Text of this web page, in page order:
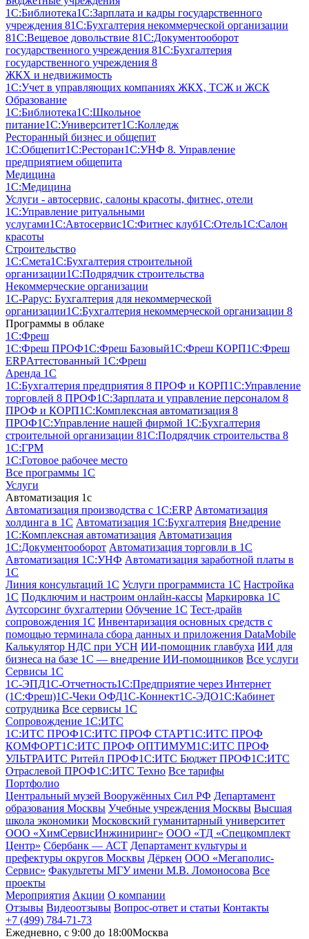
1С:Библиотека1С:Зарплата и кадры государственного
учреждения 81С:Бухгалтерия некоммерческой организации
81С:Вещевое довольствие 81С:Документооборот
государственного учреждения 81С:Бухгалтерия
государственного учреждения 8
ЖКХ и недвижимость
1С:Учет в управляющих компаниях ЖКХ, ТСЖ и ЖСК
Образование
1С:Библиотека1С:Школьное
питание1С:Университет1С:Колледж
Ресторанный бизнес и общепит
1С:Общепит1С:Ресторан1С:УНФ 8. Управление
предприятием общепита
Медицина
1С:Медицина
Услуги - автосервис, cалоны красоты, фитнес, отели
1С:Управление ритуальными
услугами1С:Автосервис1С:Фитнес клуб1С:Отель1С:Салон
красоты
Строительство
1С:Смета1С:Бухгалтерия строительной
организации1С:Подрядчик строительства
Некоммерческие организации
1С-Рарус: Бухгалтерия для некоммерческой
организации1С:Бухгалтерия некоммерческой организации 8
Программы в облаке
1C:Фреш
1C:Фреш ПРОФ1C:Фреш Базовый1C:Фреш КОРП1C:Фреш
ERPАттестованный 1С:Фреш
Аренда 1С
1С:Бухгалтерия предприятия 8 ПРОФ и КОРП1С:Управление
торговлей 8 ПРОФ1С:Зарплата и управление персоналом 8
ПРОФ и КОРП1С:Комплексная автоматизация 8
ПРОФ1С:Управление нашей фирмой 1С:Бухгалтерия
строительной организации 81С:Подрядчик строительства 8
1С:ГРМ
1С:Готовое рабочее место
Все программы 1С
Услуги
Автоматизация 1с
Автоматизация производства с 1C:ERP Автоматизация
холдинга в 1С Автоматизация 1С:Бухгалтерия Внедрение
1С:Комплексная автоматизация Автоматизация
1С:Документооборот Автоматизация торговли в 1С
Автоматизация 1С:УНФ Автоматизация заработной платы в
1С
Линия консультаций 1С Услуги программиста 1С Настройка
1С Подключим и настроим онлайн-кассы Маркировка 1С
Аутсорсинг бухгалтерии Обучение 1С Тест-драйв
сопровождения 1С Инвентаризация основных средств с
помощью терминала сбора данных и приложения DataMobile
Калькулятор НДС при УСН ИИ-помощник главбуха ИИ для
бизнеса на базе 1С — внедрение ИИ-помощников Все услуги
Сервисы 1С
1С-ЭПД1C-Отчетность1С:Предприятие через Интернет
(1С:Фреш)1С-Чеки ОФД1С‑Коннект1С-ЭДО1С:Кабинет
сотрудника Все сервисы 1С
Сопровождение 1С:ИТС
1С:ИТС ПРОФ1С:ИТС ПРОФ СТАРТ1С:ИТС ПРОФ
КОМФОРТ1С:ИТС ПРОФ ОПТИМУМ1С:ИТС ПРОФ
УЛЬТРАИТС Ритейл ПРОФ1С:ИТС Бюджет ПРОФ1С:ИТС
Отраслевой ПРОФ1С:ИТС Техно Все тарифы
Портфолио
Центральный музей Вооружённых Сил РФ Департамент
образования Москвы Учебные учреждения Москвы Высшая
школа экономики Московский гуманитарный университет
ООО «ХимСервисИнжиниринг» ООО «ТД «Спецкомплект
Центр» Сбербанк — АСТ Департамент культуры и
префектуры округов Москвы Дёркен ООО «Мегаполис-
Сервис» Факультеты МГУ имени М.В. Ломоносова Все
проекты
Мероприятия Акции О компании
Отзывы Видеоотзывы Вопрос-ответ и статьи Контакты
+7 (499) 784-71-73
Ежедневно, c 9:00 до 18:00Москва